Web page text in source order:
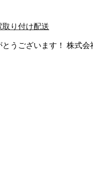
取り付け配送
うございます！ 株式